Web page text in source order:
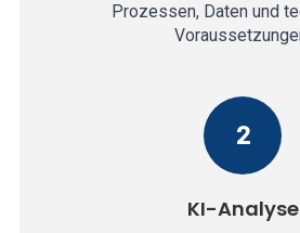
Prozessen, Daten und
2
KI-Analyse